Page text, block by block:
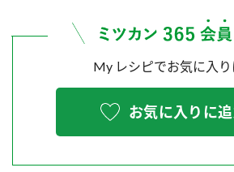
My レシピでお気に入
お気に入りに